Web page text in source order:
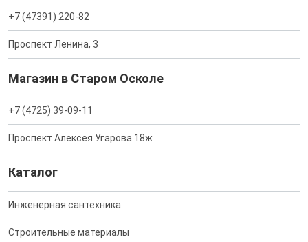
+7 (47391) 220-82
Проспект Ленина, 3
Магазин в Старом Осколе
+7 (4725) 39-09-11
Проспект Алексея Угарова 18ж
Каталог
Инженерная сантехника
Строительные материалы